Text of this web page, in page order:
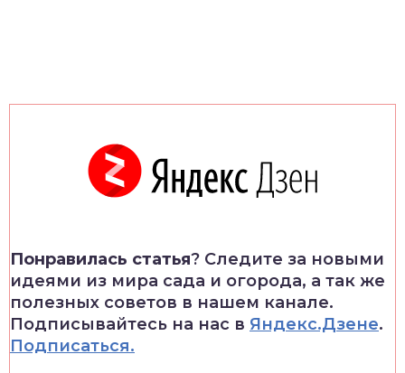
Понравилась статья? Следите за новыми
идеями из мира сада и огорода, а так же
полезных советов в нашем канале.
Подписывайтесь на нас в Яндекс.Дзене.
Подписаться.